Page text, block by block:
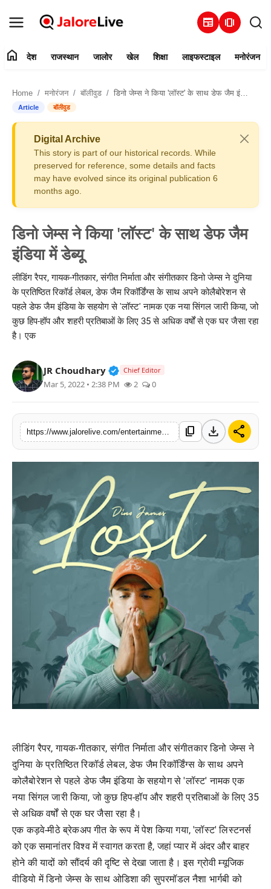
newspaper amp_stories
संपर्क करें
राजस्थान
खेल
शिक्षा
लाइफस्टाइल
मनोरंजन
विशेष
home देश राजस्थान जालोर खेल शिक्षा लाइफस्टाइल मनोरंजन
Home मनोरंजन बॉलीवुड डिनो जेम्स ने किया 'लॉस्ट' के साथ डेफ जैम इंडिया में डेब्यू
Article बॉलीवुड
Digital Archive
This story is part of our historical records. While
preserved for reference, some details and facts
may have evolved since its original publication 6
months ago.
डिनो जेम्स ने किया 'लॉस्ट' के साथ डेफ जैम
इंडिया में डेब्यू
लीडिंग रैपर, गायक-गीतकार, संगीत निर्माता और संगीतकार डिनो जेम्स ने दुनिया
के प्रतिष्ठित रिकॉर्ड लेबल, डेफ जैम रिकॉर्डिंग्स के साथ अपने कोलैबोरेशन से
पहले डेफ जैम इंडिया के सहयोग से 'लॉस्ट' नामक एक नया सिंगल जारी किया, जो
कुछ हिप-हॉप और शहरी प्रतिबाओं के लिए 35 से अधिक वर्षों से एक घर जैसा रहा
है। एक
JR Choudhary Verified Public Figure • 30 Mar,
Chief Editor
Mar 5, 2022 • 2:38 PM 2 0
content_copy download share
लीडिंग रैपर, गायक-गीतकार, संगीत निर्माता और संगीतकार डिनो जेम्स ने
दुनिया के प्रतिष्ठित रिकॉर्ड लेबल, डेफ जैम रिकॉर्डिंग्स के साथ अपने
कोलैबोरेशन से पहले डेफ जैम इंडिया के सहयोग से 'लॉस्ट' नामक एक
नया सिंगल जारी किया, जो कुछ हिप-हॉप और शहरी प्रतिबाओं के लिए 35
से अधिक वर्षों से एक घर जैसा रहा है।
एक कड़वे-मीठे ब्रेकअप गीत के रूप में पेश किया गया, 'लॉस्ट' लिस्टनर्स
को एक समानांतर विश्व में स्वागत करता है, जहां प्यार में अंदर और बाहर
होने की यादों को सौंदर्य की दृष्टि से देखा जाता है। इस ग्रोवी म्यूजिक
वीडियो में डिनो जेम्स के साथ ओडिशा की सुपरमॉडल नैशा भार्गबी को